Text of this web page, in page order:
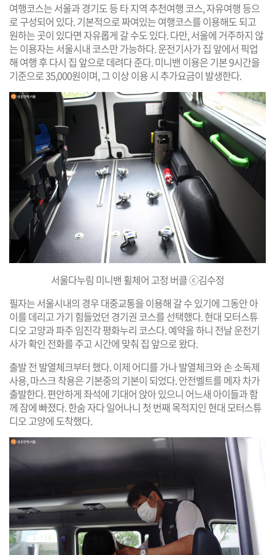
여행코스는 서울과 경기도 등 타 지역 추천여행 코스, 자유여행 등으
로 구성되어 있다. 기본적으로 짜여있는 여행코스를 이용해도 되고
원하는 곳이 있다면 자유롭게 갈 수도 있다. 다만, 서울에 거주하지 않
는 이용자는 서울시내 코스만 가능하다. 운전기사가 집 앞에서 픽업
해 여행 후 다시 집 앞으로 데려다 준다. 미니밴 이용은 기본 9시간을
기준으로 35,000원이며, 그 이상 이용 시 추가요금이 발생한다.
서울다누림 미니밴 휠체어 고정 버클 ⓒ김수정
필자는 서울시내의 경우 대중교통을 이용해 갈 수 있기에 그동안 아
이를 데리고 가기 힘들었던 경기권 코스를 선택했다. 현대 모터스튜
디오 고양과 파주 임진각 평화누리 코스다. 예약을 하니 전날 운전기
사가 확인 전화를 주고 시간에 맞춰 집 앞으로 왔다.
출발 전 발열체크부터 했다. 이제 어디를 가나 발열체크와 손 소독제
사용, 마스크 착용은 기본중의 기본이 되었다. 안전벨트를 메자 차가
출발한다. 편안하게 좌석에 기대어 앉아 있으니 어느새 아이들과 함
께 잠에 빠졌다. 한숨 자다 일어나니 첫 번째 목적지인 현대 모터스튜
디오 고양에 도착했다.